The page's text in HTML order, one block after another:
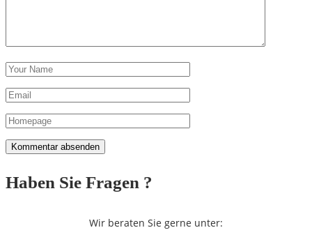
Haben Sie Fragen ?
Wir beraten Sie gerne unter: